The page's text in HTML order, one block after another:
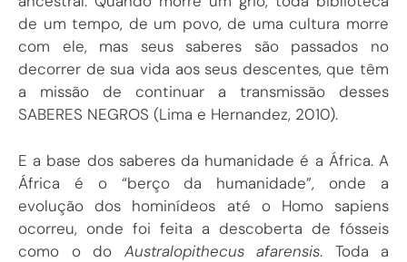
de um tempo, de um povo, de uma cultura morre
com ele, mas seus saberes são passados no
decorrer de sua vida aos seus descentes, que têm
a missão de continuar a transmissão desses
SABERES NEGROS (Lima e Hernandez, 2010).
E a base dos saberes da humanidade é a África. A
África é o “berço da humanidade”, onde a
evolução dos hominídeos até o Homo sapiens
ocorreu, onde foi feita a descoberta de fósseis
como o do Australopithecus afarensis. Toda a